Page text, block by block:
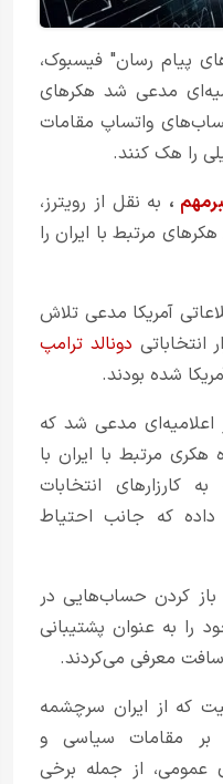
پیام رسان" فیسبوک،
مدعی شد هکرهای
واتساپ مقامات
را هک کنند.
، به نقل از رویترز،
مرتبط با ایران را
آمریکا مدعی تلاش
انتخاباتی دونالد ترامپ
شده بودند.
مدعی شد که
مرتبط با ایران با
کارزارهای انتخابات
داده که جانب احتیاط
باز کردن حساب‌هایی در
را به عنوان پشتیبانی
که از ایران سرچشمه
بر مقامات سیاسی و
عمومی، از جمله برخی